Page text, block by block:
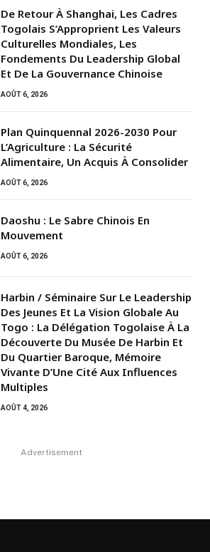
De Retour À Shanghai, Les Cadres
Togolais S’Approprient Les Valeurs
Culturelles Mondiales, Les
Fondements Du Leadership Global
Et De La Gouvernance Chinoise
AOÛT 6, 2026
Plan Quinquennal 2026-2030 Pour
L’Agriculture : La Sécurité
Alimentaire, Un Acquis À Consolider
AOÛT 6, 2026
Daoshu : Le Sabre Chinois En
Mouvement
AOÛT 6, 2026
Harbin / Séminaire Sur Le Leadership
Des Jeunes Et La Vision Globale Au
Togo : La Délégation Togolaise À La
Découverte Du Musée De Harbin Et
Du Quartier Baroque, Mémoire
Vivante D’Une Cité Aux Influences
Multiples
AOÛT 4, 2026
Advertisement